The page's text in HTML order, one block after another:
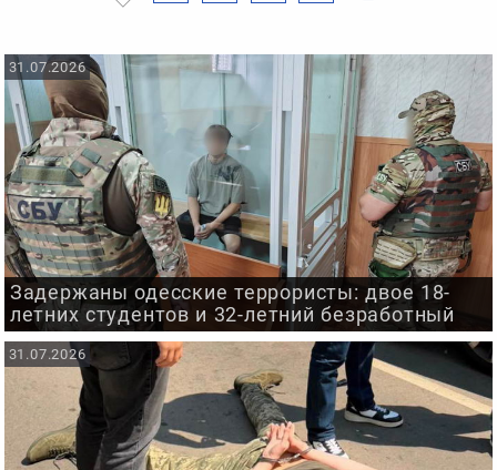
Задержаны одесские террористы: двое 18-
летних студентов и 32-летний безработный
31.07.2026
31.07.2026